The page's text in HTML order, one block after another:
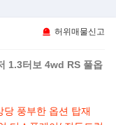
허위매물신고
1.3터보 4wd RS 풀옵
풍부한 옵션 탑재